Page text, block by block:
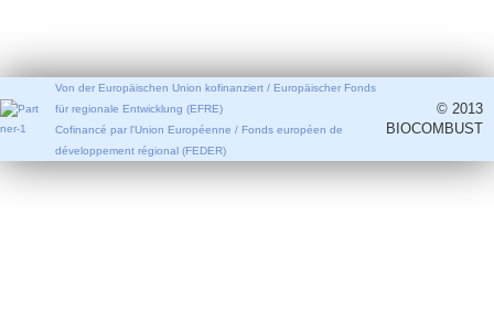
Von der Europäischen Union kofinanziert / Europäischer Fonds
für regionale Entwicklung (EFRE)
Cofinancé par l'Union Européenne / Fonds européen de
développement régional (FEDER)
© 2013
BIOCOMBUST